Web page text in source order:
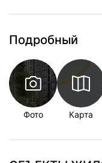
Подробный
Фото Карта